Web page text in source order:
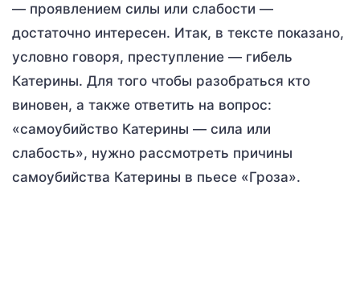
— проявлением силы или слабости —
достаточно интересен. Итак, в тексте показано,
условно говоря, преступление — гибель
Катерины. Для того чтобы разобраться кто
виновен, а также ответить на вопрос:
«самоубийство Катерины — сила или
слабость», нужно рассмотреть причины
самоубийства Катерины в пьесе «Гроза».